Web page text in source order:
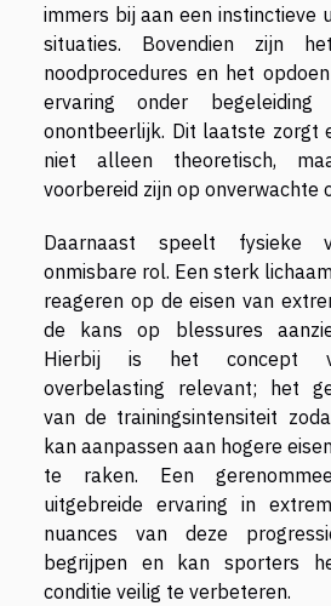
immers bij aan een instinctieve
situaties. Bovendien zijn
noodprocedures en het
ervaring onder begeleiding
onontbeerlijk. Dit laatste zorgt
niet alleen theoretisch,
voorbereid zijn op onverwachte
Daarnaast speelt fysieke
onmisbare rol. Een sterk
reageren op de eisen van
de kans op blessures
Hierbij is het concept
overbelasting relevant; het
van de trainingsintensiteit
kan aanpassen aan hogere
te raken. Een
uitgebreide ervaring in
nuances van deze
begrijpen en kan sporters
conditie veilig te verbeteren.